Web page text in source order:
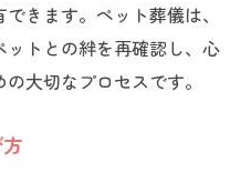
きます。ペット葬儀は、
トとの絆を再確認し、心
大切なプロセスです。